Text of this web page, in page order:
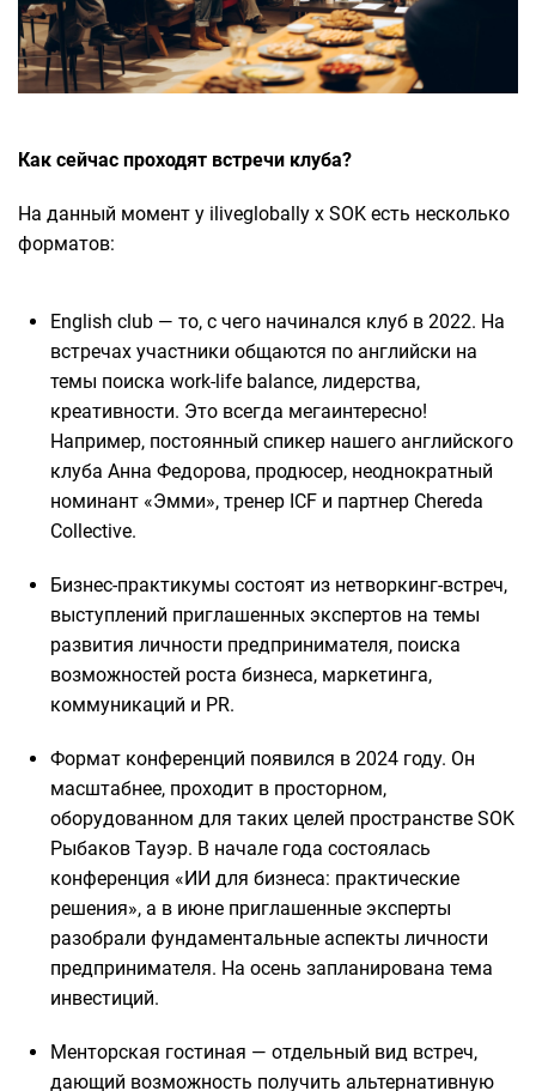
Как сейчас проходят встречи клуба?
На данный момент у iliveglobally x SOK есть несколько
форматов:
English club — то, с чего начинался клуб в 2022. На
встречах участники общаются по английски на
темы поиска work-life balance, лидерства,
креативности. Это всегда мегаинтересно!
Например, постоянный спикер нашего английского
клуба Анна Федорова, продюсер, неоднократный
номинант «Эмми», тренер ICF и партнер Chereda
Collective.
Бизнес-практикумы состоят из нетворкинг-встреч,
выступлений приглашенных экспертов на темы
развития личности предпринимателя, поиска
возможностей роста бизнеса, маркетинга,
коммуникаций и PR.
Формат конференций появился в 2024 году. Он
масштабнее, проходит в просторном,
оборудованном для таких целей пространстве SOK
Рыбаков Тауэр. В начале года состоялась
конференция «ИИ для бизнеса: практические
решения», а в июне приглашенные эксперты
разобрали фундаментальные аспекты личности
предпринимателя. На осень запланирована тема
инвестиций.
Менторская гостиная — отдельный вид встреч,
дающий возможность получить альтернативную